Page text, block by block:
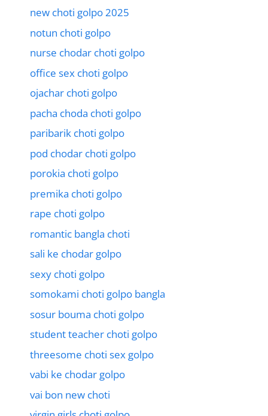
new choti golpo 2025
notun choti golpo
nurse chodar choti golpo
office sex choti golpo
ojachar choti golpo
pacha choda choti golpo
paribarik choti golpo
pod chodar choti golpo
porokia choti golpo
premika choti golpo
rape choti golpo
romantic bangla choti
sali ke chodar golpo
sexy choti golpo
somokami choti golpo bangla
sosur bouma choti golpo
student teacher choti golpo
threesome choti sex golpo
vabi ke chodar golpo
vai bon new choti